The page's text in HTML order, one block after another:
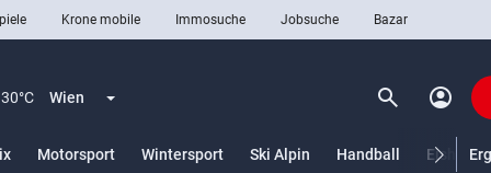
Krone mobile Immosuche Jobsuche Bazar
30°C Wien Menü aufklappen search Suchen
account_circle
Motorsport Wintersport Ski Alpin Handball